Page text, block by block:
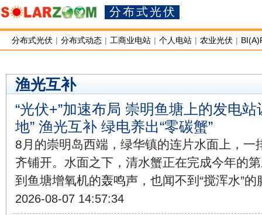
分布式光伏
分布式光伏 | 分布式动态 | 工商业电站 | 个人电站 | 农业光伏 |
渔光互补
“光伏+”加速布局 崇明鱼塘上的发电站
地” 渔光互补 绿电养出“零碳蟹”
8月的崇明岛西端，绿华镇的连片水面上，一
齐铺开。水面之下，清水蟹正在完成今年的
到鱼塘增氧机的轰鸣声，也闻不到“搅浑水”
2026-08-07 14:57:34